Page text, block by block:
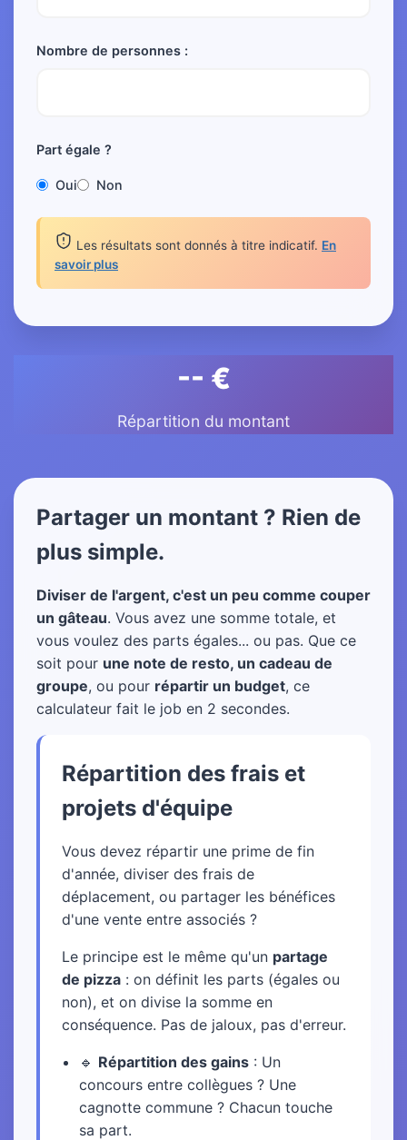
Nombre de personnes :
Part égale ?
Oui Non
Les résultats sont donnés à titre indicatif. En
savoir plus
-- €
Répartition du montant
Partager un montant ? Rien de
plus simple.
Diviser de l'argent, c'est un peu comme couper
un gâteau. Vous avez une somme totale, et
vous voulez des parts égales... ou pas. Que ce
soit pour une note de resto, un cadeau de
groupe, ou pour répartir un budget, ce
calculateur fait le job en 2 secondes.
Répartition des frais et
projets d'équipe
Vous devez répartir une prime de fin
d'année, diviser des frais de
déplacement, ou partager les bénéfices
d'une vente entre associés ?
Le principe est le même qu'un partage
de pizza : on définit les parts (égales ou
non), et on divise la somme en
conséquence. Pas de jaloux, pas d'erreur.
🔹 Répartition des gains : Un
concours entre collègues ? Une
cagnotte commune ? Chacun touche
sa part.